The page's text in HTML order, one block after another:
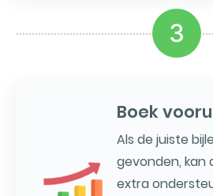
3
Boek
Als de juiste
gevonden, kan
extra